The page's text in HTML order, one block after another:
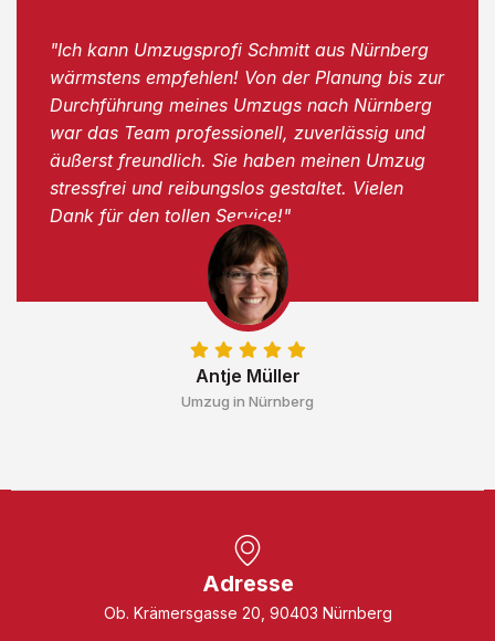
Antje Müller
Umzug in Nürnberg
"Ich kann Umzugsprofi Schmitt aus Nürnberg
wärmstens empfehlen! Von der Planung bis zur
Durchführung meines Umzugs nach Nürnberg
war das Team professionell, zuverlässig und
äußerst freundlich. Sie haben meinen Umzug
stressfrei und reibungslos gestaltet. Vielen
Dank für den tollen Service!"
Adresse
Ob. Krämersgasse 20, 90403 Nürnberg